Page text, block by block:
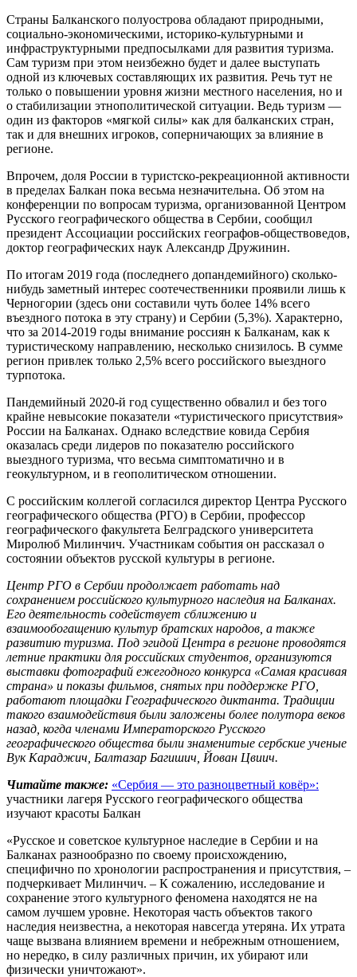
Страны Балканского полуострова обладают природными,
социально-экономическими, историко-культурными и
инфраструктурными предпосылками для развития туризма.
Сам туризм при этом неизбежно будет и далее выступать
одной из ключевых составляющих их развития. Речь тут не
только о повышении уровня жизни местного населения, но и
о стабилизации этнополитической ситуации. Ведь туризм —
один из факторов «мягкой силы» как для балканских стран,
так и для внешних игроков, соперничающих за влияние в
регионе.
Впрочем, доля России в туристско-рекреационной активности
в пределах Балкан пока весьма незначительна. Об этом на
конференции по вопросам туризма, организованной Центром
Русского географического общества в Сербии, сообщил
президент Ассоциации российских географов-обществоведов,
доктор географических наук Александр Дружинин.
По итогам 2019 года (последнего допандемийного) сколько-
нибудь заметный интерес соотечественники проявили лишь к
Черногории (здесь они составили чуть более 14% всего
въездного потока в эту страну) и Сербии (5,3%). Характерно,
что за 2014-2019 годы внимание россиян к Балканам, как к
туристическому направлению, несколько снизилось. В сумме
регион привлек только 2,5% всего российского выездного
турпотока.
Пандемийный 2020-й год существенно обвалил и без того
крайне невысокие показатели «туристического присутствия»
России на Балканах. Однако вследствие ковида Сербия
оказалась среди лидеров по показателю российского
выездного туризма, что весьма симптоматично и в
геокультурном, и в геополитическом отношении.
С российским коллегой согласился директор Центра Русского
географического общества (РГО) в Сербии, профессор
географического факультета Белградского университета
Миролюб Милинчич. Участникам события он рассказал о
состоянии объектов русской культуры в регионе.
Центр РГО в Сербии продолжает работать над
сохранением российского культурного наследия на Балканах.
Его деятельность содействует сближению и
взаимообогащению культур братских народов, а также
развитию туризма. Под эгидой Центра в регионе проводятся
летние практики для российских студентов, организуются
выставки фотографий ежегодного конкурса «Самая красивая
страна» и показы фильмов, снятых при поддержке РГО,
работают площадки Географического диктанта. Традиции
такого взаимодействия были заложены более полутора веков
назад, когда членами Императорского Русского
географического общества были знаменитые сербские ученые
Вук Караджич, Балтазар Багишич, Йован Цвиич.
Читайте также: «Сербия — это разноцветный ковёр»:
участники лагеря Русского географического общества
изучают красоты Балкан
«Русское и советское культурное наследие в Сербии и на
Балканах разнообразно по своему происхождению,
специфично по хронологии распространения и присутствия, –
подчеркивает Милинчич. – К сожалению, исследование и
сохранение этого культурного феномена находятся не на
самом лучшем уровне. Некоторая часть объектов такого
наследия неизвестна, а некоторая навсегда утеряна. Их утрата
чаще вызвана влиянием времени и небрежным отношением,
но нередко, в силу различных причин, их убирают или
физически уничтожают».